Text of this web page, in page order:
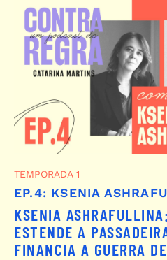
TEMPORADA 1
EP.4: KSENIA
KSENIA
ESTENDE A
FINANCIA A GUERRA